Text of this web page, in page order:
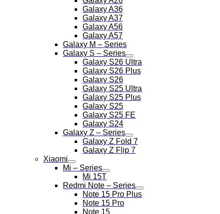
Galaxy A36
Galaxy A37
Galaxy A56
Galaxy A57
Galaxy M – Series
Galaxy S – Series
Galaxy S26 Ultra
Galaxy S26 Plus
Galaxy S26
Galaxy S25 Ultra
Galaxy S25 Plus
Galaxy S25
Galaxy S25 FE
Galaxy S24
Galaxy Z – Series
Galaxy Z Fold 7
Galaxy Z Flip 7
Xiaomi
Mi – Series
Mi 15T
Redmi Note – Series
Note 15 Pro Plus
Note 15 Pro
Note 15